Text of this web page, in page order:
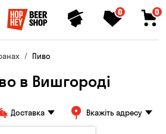
0 0
Пиво
в Вишгороді
Доставка Вкажіть адресу